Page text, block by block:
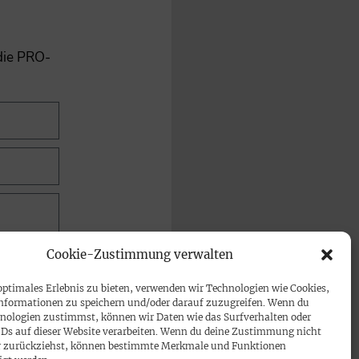
Cookie-Zustimmung verwalten
Erlebnis zu bieten, verwenden wir Technologien wie Cookies,
zu speichern und/oder darauf zuzugreifen. Wenn du
zustimmst, können wir Daten wie das Surfverhalten oder
auf dieser Website verarbeiten. Wenn du deine Zustimmung nicht
zurückziehst, können bestimmte Merkmale und Funktionen
PRO-